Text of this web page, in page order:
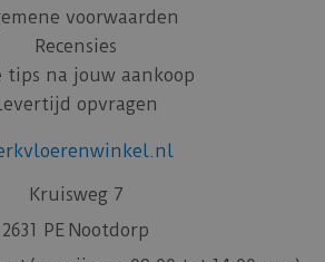
voorwaarden
Recensies
tips na jouw aankoop
opvragen
Kruisweg 7
2631 PE Nootdorp